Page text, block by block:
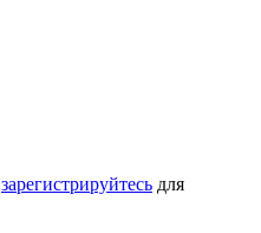
зарегистрируйтесь для